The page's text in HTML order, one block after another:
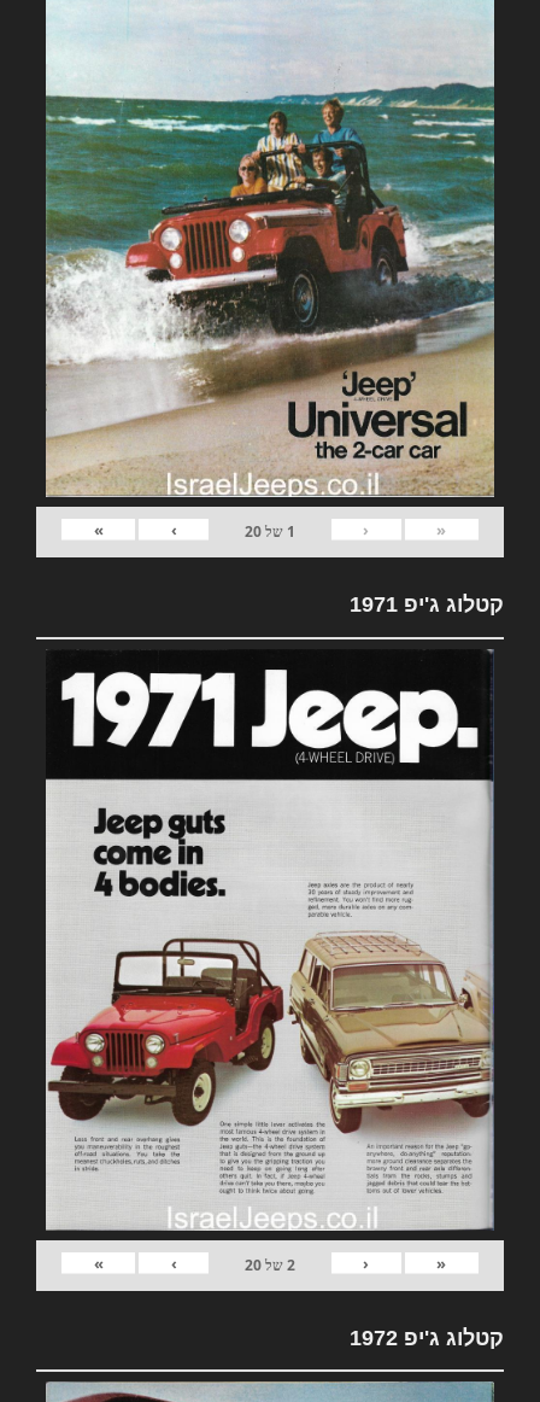
«
‹
1 של20
›
»
קטלוג ג'יפ 1971
«
‹
2של20
›
»
קטלוג ג'יפ 1972